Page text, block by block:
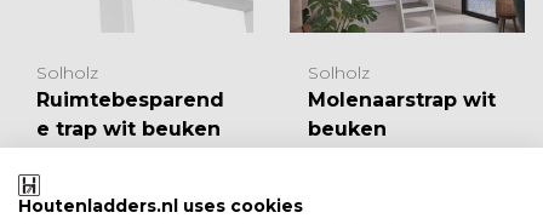
Solholz
Ruimtebesparend
e trap wit beuken
Solholz
Molenaarstrap wit
beuken
Houtenladders.nl uses cookies